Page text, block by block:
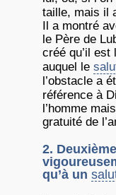
taille, mais il
Il a montré
le Père de
créé qu’il
auquel le
l’obstacle a
référence à
l’homme
gratuité de
2.
qu’à un